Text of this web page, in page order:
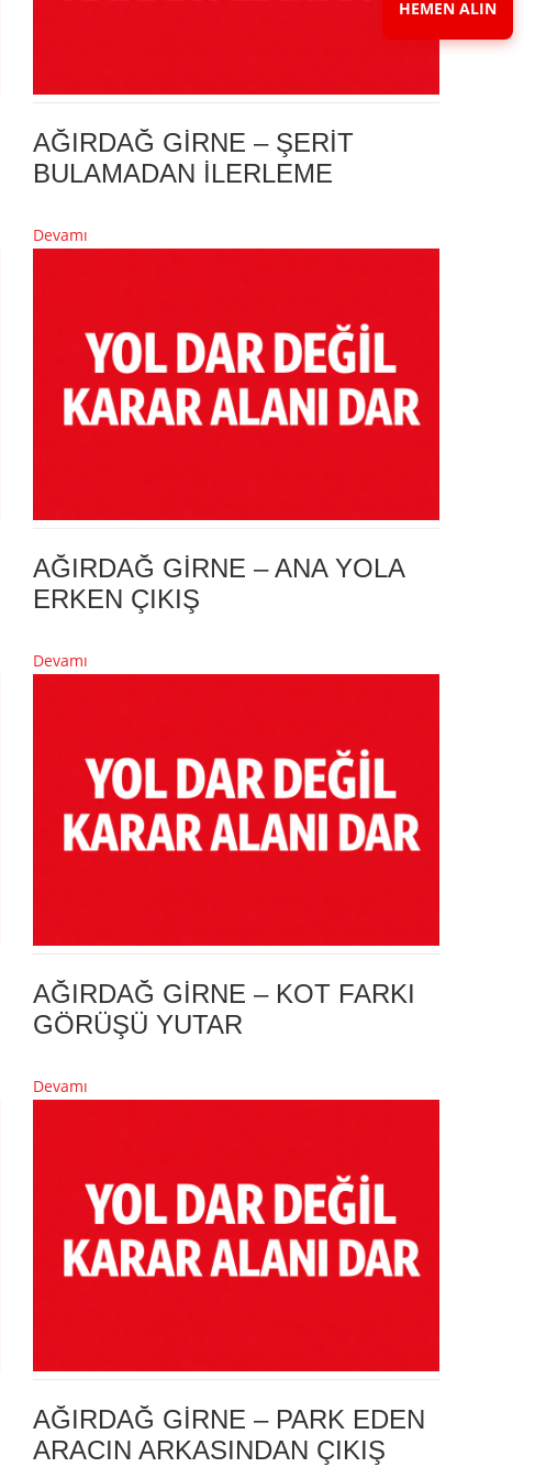
AĞIRDAĞ GİRNE – ŞERİT
BULAMADAN İLERLEME
Devamı
AĞIRDAĞ GİRNE – ANA YOLA
ERKEN ÇIKIŞ
Devamı
AĞIRDAĞ GİRNE – KOT FARKI
GÖRÜŞÜ YUTAR
Devamı
AĞIRDAĞ GİRNE – PARK EDEN
ARACIN ARKASINDAN ÇIKIŞ
HEMEN ALIN